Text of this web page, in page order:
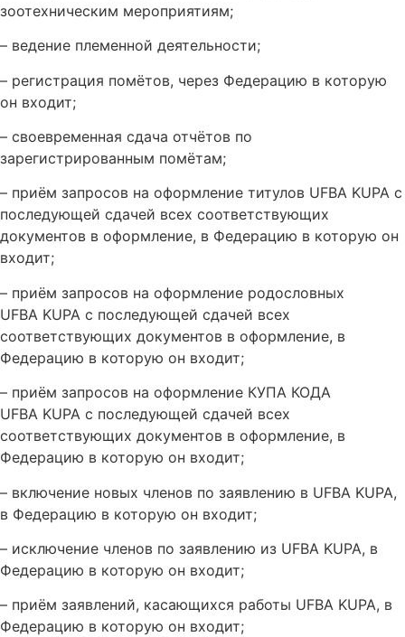
зоотехническим мероприятиям;
– ведение племенной деятельности;
– регистрация помётов, через Федерацию в которую
он входит;
– своевременная сдача отчётов по
зарегистрированным помётам;
– приём запросов на оформление титулов UFBA KUPA с
последующей сдачей всех соответствующих
документов в оформление, в Федерацию в которую он
входит;
– приём запросов на оформление родословных
UFBA KUPA с последующей сдачей всех
соответствующих документов в оформление, в
Федерацию в которую он входит;
– приём запросов на оформление КУПА КОДА
UFBA KUPA с последующей сдачей всех
соответствующих документов в оформление, в
Федерацию в которую он входит;
– включение новых членов по заявлению в UFBA KUPA,
в Федерацию в которую он входит;
– исключение членов по заявлению из UFBA KUPA, в
Федерацию в которую он входит;
– приём заявлений, касающихся работы UFBA KUPA, в
Федерацию в которую он входит;